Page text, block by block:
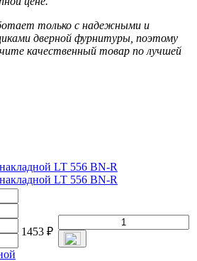
только с надежными и
дверной фурнитуры, поэтому
качественный товар по лучшей
1453 ₽